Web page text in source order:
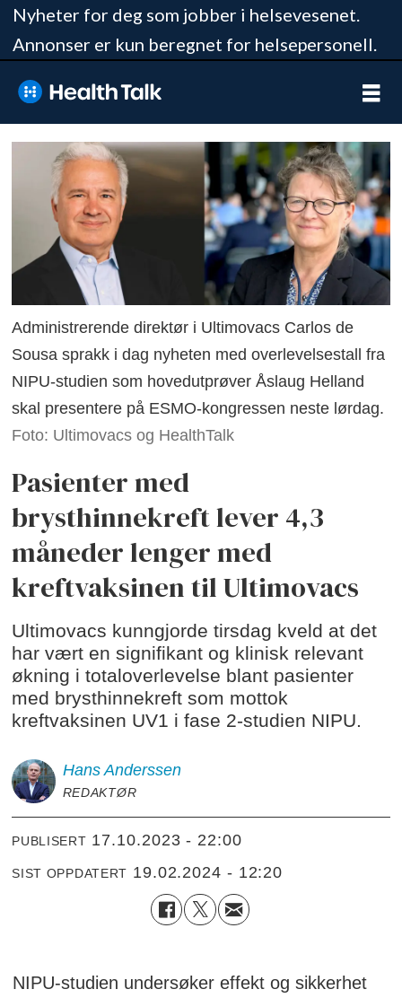
Nyheter for deg som jobber i helsevesenet.
Annonser er kun beregnet for helsepersonell.
Administrerende direktør i Ultimovacs Carlos de
Sousa sprakk i dag nyheten med overlevelsestall fra
NIPU-studien som hovedutprøver Åslaug Helland
skal presentere på ESMO-kongressen neste lørdag.
Foto: Ultimovacs og HealthTalk
Pasienter med
brysthinnekreft lever 4,3
måneder lenger med
kreftvaksinen til Ultimovacs
Ultimovacs kunngjorde tirsdag kveld at det
har vært en signifikant og klinisk relevant
økning i totaloverlevelse blant pasienter
med brysthinnekreft som mottok
kreftvaksinen UV1 i fase 2-studien NIPU.
Hans Anderssen
REDAKTØR
PUBLISERT 17.10.2023 - 22:00
SIST OPPDATERT 19.02.2024 - 12:20
NIPU-studien undersøker effekt og sikkerhet